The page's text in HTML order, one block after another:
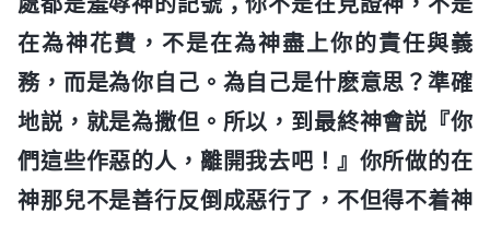
在為神花費，不是在為神盡上你的責任與義
務，而是為你自己。為自己是什麽意思？準確
地説，就是為撒但。所以，到最終神會説『你
們這些作惡的人，離開我去吧！』你所做的在
神那兒不是善行反倒成惡行了，不但得不着神